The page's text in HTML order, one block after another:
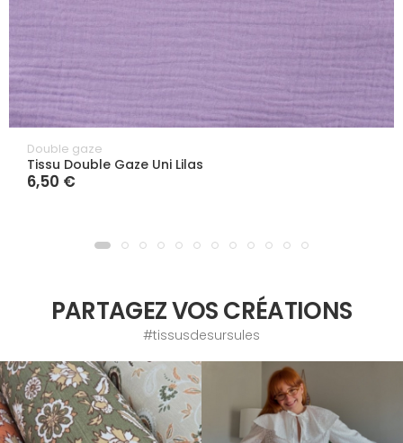
Double gaze
Tissu Double Gaze Uni Lilas
6,50 €
PARTAGEZ VOS CRÉATIONS
#tissusdesursules